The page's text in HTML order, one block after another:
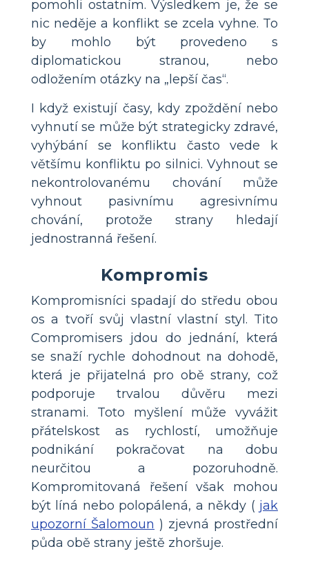
pomohli ostatním. Výsledkem je, že se
nic neděje a konflikt se zcela vyhne. To
by mohlo být provedeno s
diplomatickou stranou, nebo
odložením otázky na „lepší čas“.
I když existují časy, kdy zpoždění nebo
vyhnutí se může být strategicky zdravé,
vyhýbání se konfliktu často vede k
většímu konfliktu po silnici. Vyhnout se
nekontrolovanému chování může
vyhnout pasivnímu agresivnímu
chování, protože strany hledají
jednostranná řešení.
Kompromis
Kompromisníci spadají do středu obou
os a tvoří svůj vlastní vlastní styl. Tito
Compromisers jdou do jednání, která
se snaží rychle dohodnout na dohodě,
která je přijatelná pro obě strany, což
podporuje trvalou důvěru mezi
stranami. Toto myšlení může vyvážit
přátelskost as rychlostí, umožňuje
podnikání pokračovat na dobu
neurčitou a pozoruhodně.
Kompromitovaná řešení však mohou
být líná nebo polopálená, a někdy ( jak
upozorní Šalomoun ) zjevná prostřední
půda obě strany ještě zhoršuje.